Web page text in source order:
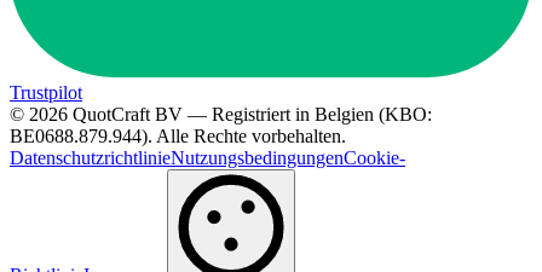
Trustpilot
© 2026 QuotCraft BV — Registriert in Belgien (KBO:
BE0688.879.944). Alle Rechte vorbehalten.
DatenschutzrichtlinieNutzungsbedingungenCookie-